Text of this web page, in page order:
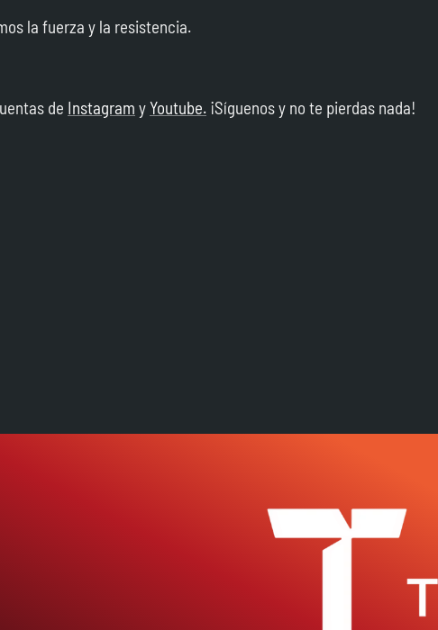
la fuerza y la resistencia.
de Instagram yYoutube. ¡Síguenos y no te pierdas nada!